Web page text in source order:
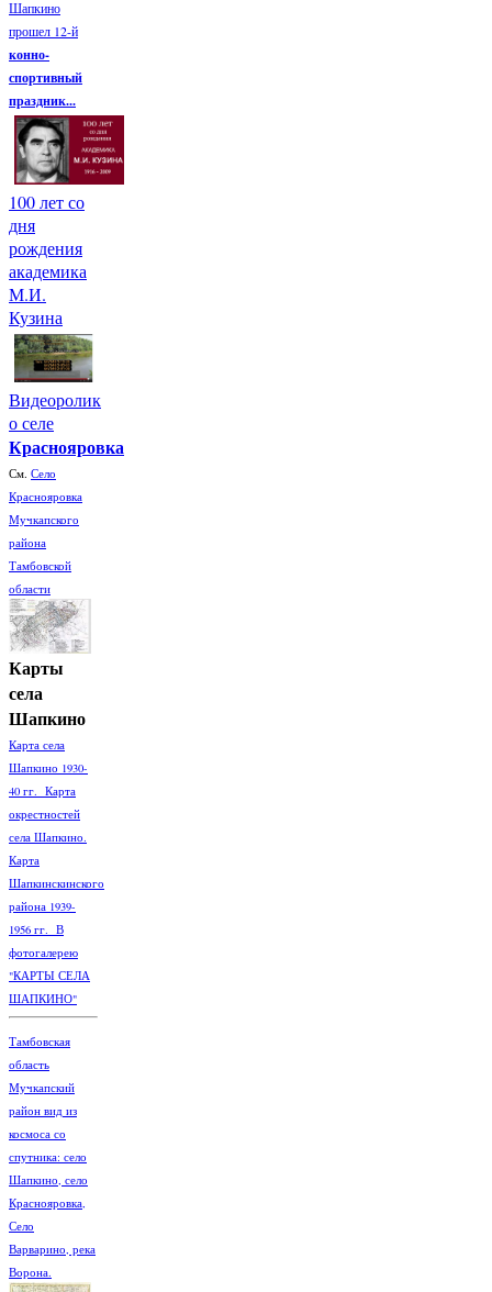
Шапкино
прошел 12-й
конно-
спортивный
праздник...
100 лет со
дня
рождения
академика
М.И.
Кузина
Видеоролик
о селе
Краснояровка
См. Село
Краснояровка
Мучкапского
района
Тамбовской
области
Карты
села
Шапкино
Карта села
Шапкино 1930-
40 гг. Карта
окрестностей
села Шапкино.
Карта
Шапкинскинского
района 1939-
1956 гг. В
фотогалерею
"КАРТЫ СЕЛА
ШАПКИНО"
Тамбовская
область
Мучкапский
район вид из
космоса со
спутника: село
Шапкино, село
Краснояровка,
Село
Варварино, река
Ворона.